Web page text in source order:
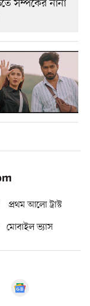
প্রথম আলো ট্রাস্ট
মোবাইল ভ্যাস